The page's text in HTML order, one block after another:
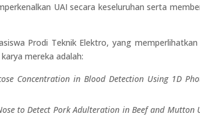
UAI secara keseluruhan serta
Prodi Teknik Elektro, yang memperlihatkan
mereka adalah:
Concentration in Blood Detection Using 1D
to Detect Pork Adulteration in Beef and Mutton